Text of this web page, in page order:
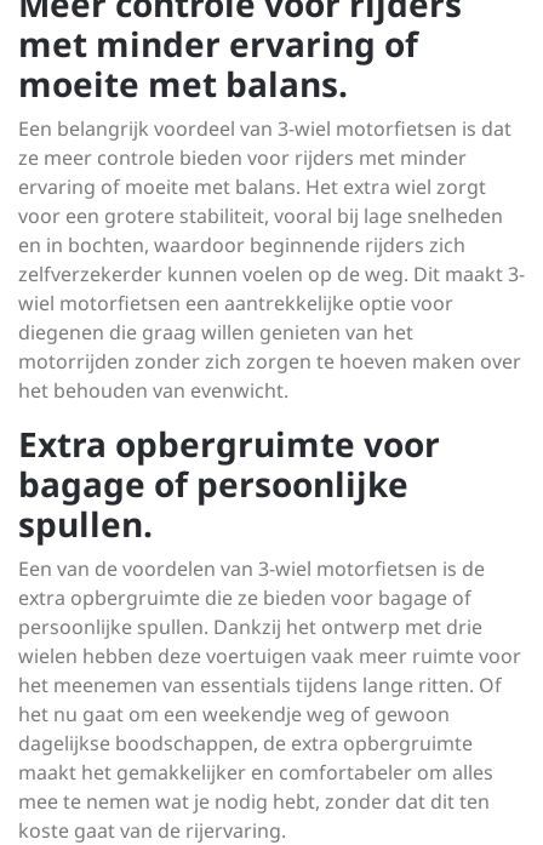
met minder ervaring of
moeite met balans.
Een belangrijk voordeel van 3-wiel motorfietsen is dat
ze meer controle bieden voor rijders met minder
ervaring of moeite met balans. Het extra wiel zorgt
voor een grotere stabiliteit, vooral bij lage snelheden
en in bochten, waardoor beginnende rijders zich
zelfverzekerder kunnen voelen op de weg. Dit maakt 3-
wiel motorfietsen een aantrekkelijke optie voor
diegenen die graag willen genieten van het
motorrijden zonder zich zorgen te hoeven maken over
het behouden van evenwicht.
Extra opbergruimte voor
bagage of persoonlijke
spullen.
Een van de voordelen van 3-wiel motorfietsen is de
extra opbergruimte die ze bieden voor bagage of
persoonlijke spullen. Dankzij het ontwerp met drie
wielen hebben deze voertuigen vaak meer ruimte voor
het meenemen van essentials tijdens lange ritten. Of
het nu gaat om een weekendje weg of gewoon
dagelijkse boodschappen, de extra opbergruimte
maakt het gemakkelijker en comfortabeler om alles
mee te nemen wat je nodig hebt, zonder dat dit ten
koste gaat van de rijervaring.